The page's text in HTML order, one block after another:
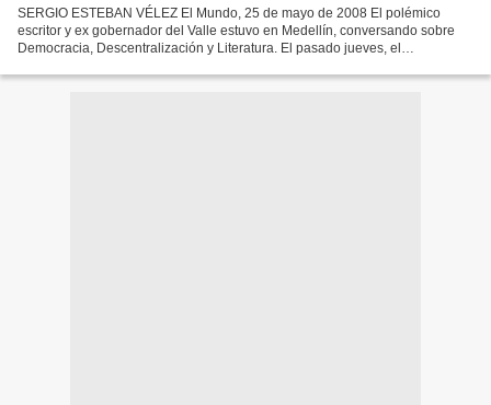
SERGIO ESTEBAN VÉLEZ El Mundo, 25 de mayo de 2008 El polémico
escritor y ex gobernador del Valle estuvo en Medellín, conversando sobre
Democracia, Descentralización y Literatura. El pasado jueves, el